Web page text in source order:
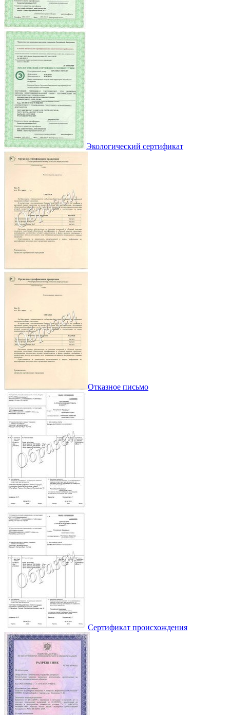
Экологический сертификат
Отказное письмо
Сертификат происхождения